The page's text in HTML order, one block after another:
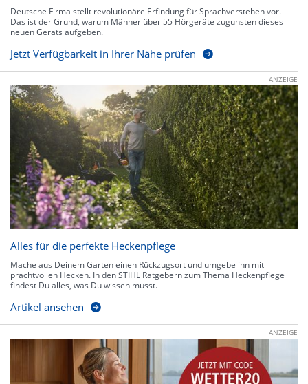
Deutsche Firma stellt revolutionäre Erfindung für Sprachverstehen vor.
Das ist der Grund, warum Männer über 55 Hörgeräte zugunsten dieses
neuen Geräts aufgeben.
Jetzt Verfügbarkeit in Ihrer Nähe prüfen
ANZEIGE
Alles für die perfekte Heckenpflege
Mache aus Deinem Garten einen Rückzugsort und umgebe ihn mit
prachtvollen Hecken. In den STIHL Ratgebern zum Thema Heckenpflege
findest Du alles, was Du wissen musst.
Artikel ansehen
ANZEIGE